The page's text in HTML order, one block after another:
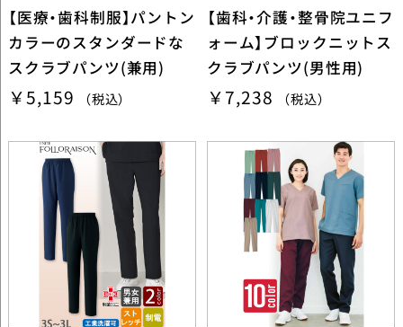
【医療・歯科制服】パントン
カラーのスタンダードな
スクラブパンツ(兼用)
￥5,159 （税込）
【歯科・介護・整骨院ユニフ
ォーム】ブロックニットス
クラブパンツ(男性用)
￥7,238 （税込）